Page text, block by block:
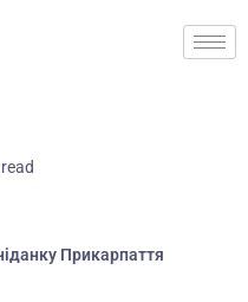
Прикарпаття